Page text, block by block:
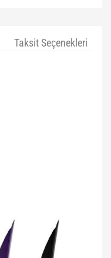
Taksit Seçenekleri